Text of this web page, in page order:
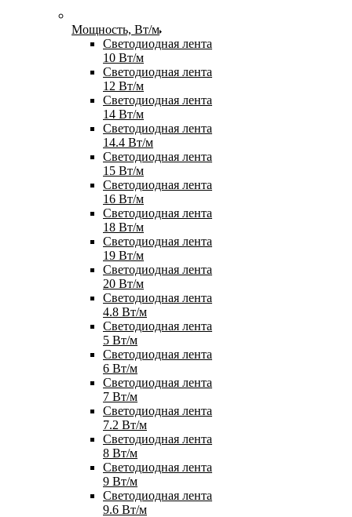
Мощность, Вт/м
Светодиодная лента
10 Вт/м
Светодиодная лента
12 Вт/м
Светодиодная лента
14 Вт/м
Светодиодная лента
14.4 Вт/м
Светодиодная лента
15 Вт/м
Светодиодная лента
16 Вт/м
Светодиодная лента
18 Вт/м
Светодиодная лента
19 Вт/м
Светодиодная лента
20 Вт/м
Светодиодная лента
4.8 Вт/м
Светодиодная лента
5 Вт/м
Светодиодная лента
6 Вт/м
Светодиодная лента
7 Вт/м
Светодиодная лента
7.2 Вт/м
Светодиодная лента
8 Вт/м
Светодиодная лента
9 Вт/м
Светодиодная лента
9.6 Вт/м